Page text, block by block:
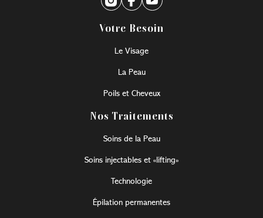
Votre Besoin
Le Visage
La Peau
Poils et Cheveux
Nos Traitements
Soins de la Peau
Soins injectables et «lifting»
Technologie
Épilation permanentes